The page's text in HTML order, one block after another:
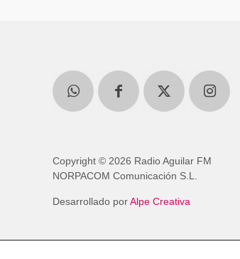
Copyright © 2026 Radio Aguilar FM
NORPACOM Comunicación S.L.
Desarrollado porAlpe Creativa